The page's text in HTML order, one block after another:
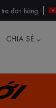
tra đơn hàng
CHIA SẺ